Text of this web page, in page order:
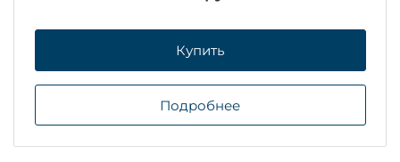
Купить
Подробнее